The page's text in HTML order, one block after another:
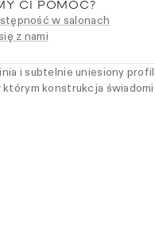
CI POMÓC?
w salonach
z nami
i subtelnie uniesiony
konstrukcja
wschodu,